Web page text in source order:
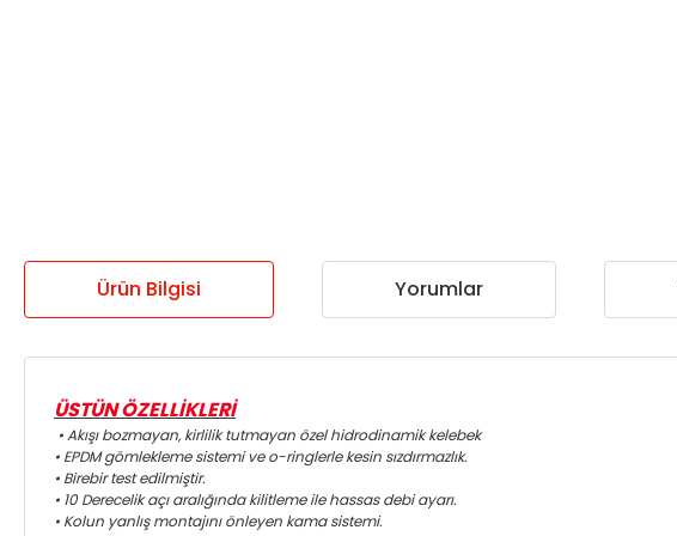
Ürün Bilgisi Yorumlar
ÜSTÜN ÖZELLİKLERİ
• Akışı bozmayan, kirlilik tutmayan özel hidrodinamik kelebek
• EPDM gömlekleme sistemi ve o-ringlerle kesin sızdırmazlık.
• Birebir test edilmiştir.
• 10 Derecelik açı aralığında kilitleme ile hassas debi ayarı.
• Kolun yanlış montajını önleyen kama sistemi.